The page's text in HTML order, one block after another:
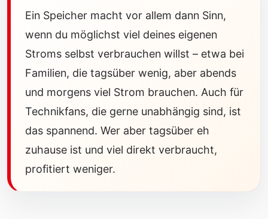
Ein Speicher macht vor allem dann Sinn,
wenn du möglichst viel deines eigenen
Stroms selbst verbrauchen willst – etwa bei
Familien, die tagsüber wenig, aber abends
und morgens viel Strom brauchen. Auch für
Technikfans, die gerne unabhängig sind, ist
das spannend. Wer aber tagsüber eh
zuhause ist und viel direkt verbraucht,
profitiert weniger.